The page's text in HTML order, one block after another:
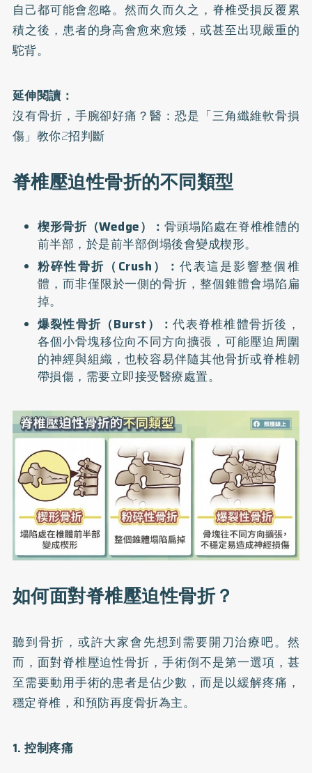
自己都可能會忽略。然而久而久之，脊椎受損反覆累
積之後，患者的身高會愈來愈矮，或甚至出現嚴重的
駝背。
延伸閱讀：
沒有骨折，手腕卻好痛？醫：恐是「三角纖維軟骨損
傷」教你2招判斷
脊椎壓迫性骨折的不同類型
楔形骨折（Wedge）：骨頭塌陷處在脊椎椎體的
前半部，於是前半部倒塌後會變成楔形。
粉碎性骨折（Crush）：代表這是影響整個椎
體，而非僅限於一側的骨折，整個錐體會塌陷扁
掉。
爆裂性骨折（Burst）：代表脊椎椎體骨折後，
各個小骨塊移位向不同方向擴張，可能壓迫周圍
的神經與組織，也較容易伴隨其他骨折或脊椎韌
帶損傷，需要立即接受醫療處置。
如何面對脊椎壓迫性骨折？
聽到骨折，或許大家會先想到需要開刀治療吧。然
而，面對脊椎壓迫性骨折，手術倒不是第一選項，甚
至需要動用手術的患者是佔少數，而是以緩解疼痛，
穩定脊椎，和預防再度骨折為主。
1. 控制疼痛